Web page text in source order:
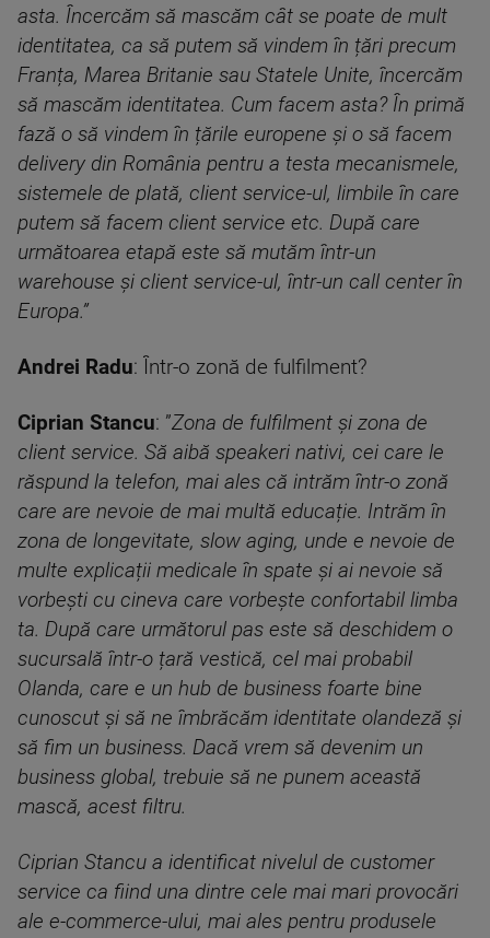
asta. Încercăm să mascăm cât se poate de mult
identitatea, ca să putem să vindem în țări precum
Franța, Marea Britanie sau Statele Unite, încercăm
să mascăm identitatea. Cum facem asta? În primă
fază o să vindem în țările europene și o să facem
delivery din România pentru a testa mecanismele,
sistemele de plată, client service-ul, limbile în care
putem să facem client service etc. După care
următoarea etapă este să mutăm într-un
warehouse și client service-ul, într-un call center în
Europa.”
Andrei Radu: Într-o zonă de fulfilment?
Ciprian Stancu: ”Zona de fulfilment și zona de
client service. Să aibă speakeri nativi, cei care le
răspund la telefon, mai ales că intrăm într-o zonă
care are nevoie de mai multă educație. Intrăm în
zona de longevitate, slow aging, unde e nevoie de
multe explicații medicale în spate și ai nevoie să
vorbești cu cineva care vorbește confortabil limba
ta. După care următorul pas este să deschidem o
sucursală într-o țară vestică, cel mai probabil
Olanda, care e un hub de business foarte bine
cunoscut și să ne îmbrăcăm identitate olandeză și
să fim un business. Dacă vrem să devenim un
business global, trebuie să ne punem această
mască, acest filtru.
Ciprian Stancu a identificat nivelul de customer
service ca fiind una dintre cele mai mari provocări
ale e-commerce-ului, mai ales pentru produsele